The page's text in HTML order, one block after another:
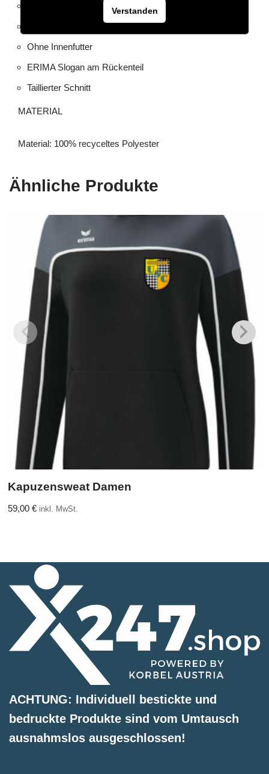
Seitlich verdeckte Reißverschlusstaschen
Ohne Innenfutter
ERIMA Slogan am Rückenteil
Taillierter Schnitt
MATERIAL
Material: 100% recyceltes Polyester
Ähnliche Produkte
Kapuzensweat Damen
59,00 € inkl. MwSt.
ACHTUNG: Individuell bestickte und
bedruckte Produkte sind vom Umtausch
ausnahmslos ausgeschlossen!
Verstanden